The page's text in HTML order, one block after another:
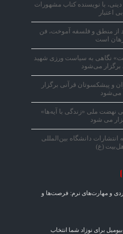
با نویسنده کتاب مشهورات
بی اعتبار
از منطق و فلسفه آموخت، فن
است
نگاهی به سیاست ورزی شهید
می‌شود
پیشکسوتان قرآنی برگزار
می‌شود
ملی «زندگی با آیه‌ها»
می شود
انتشارات دانشگاه بین‌المللی
(ع)
و مهارت‌های نرم: فرصت‌ها و
برای نوزاد شما انتخاب